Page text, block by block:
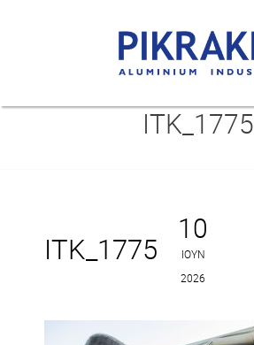
ITK_1775
10
ΙΟΎΝ
2026
ITK_1775